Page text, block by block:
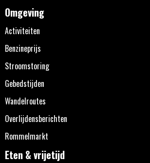
Omgeving
Activiteiten
Benzineprijs
Stroomstoring
Gebedstijden
Wandelroutes
Overlijdensberichten
Rommelmarkt
Eten & vrijetijd